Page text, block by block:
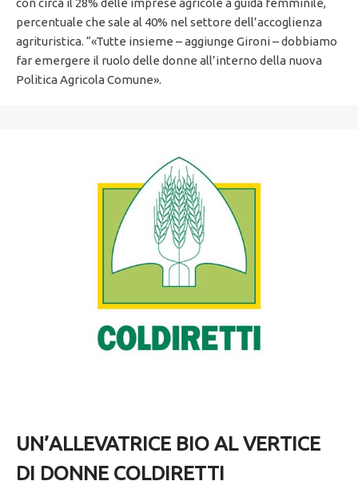
con circa il 28% delle imprese agricole a guida femminile,
percentuale che sale al 40% nel settore dell’accoglienza
agrituristica. “«Tutte insieme – aggiunge Gironi – dobbiamo
far emergere il ruolo delle donne all’interno della nuova
Politica Agricola Comune».
UN’ALLEVATRICE BIO AL VERTICE
DI DONNE COLDIRETTI